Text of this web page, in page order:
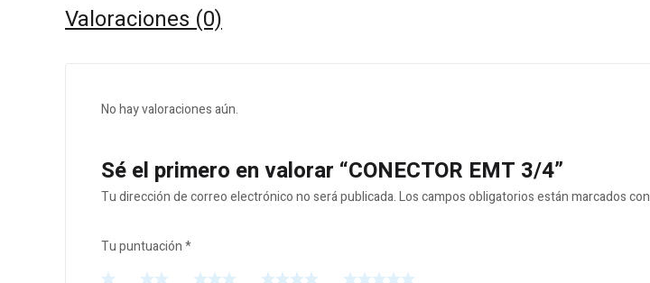
Valoraciones (0)
No hay valoraciones aún.
Sé el primero en valorar “CONECTOR EMT 3/4”
Tu dirección de correo electrónico no será publicada.Los campos obligatorios están marcados con
Tu puntuación*